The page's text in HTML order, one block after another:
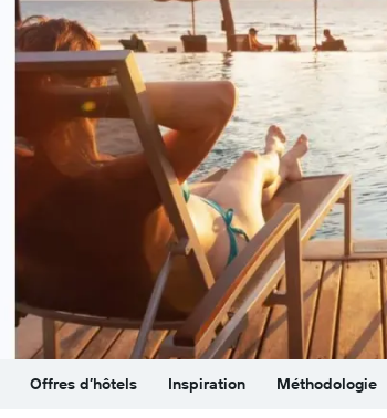
Offres d’hôtels Inspiration Méthodologie